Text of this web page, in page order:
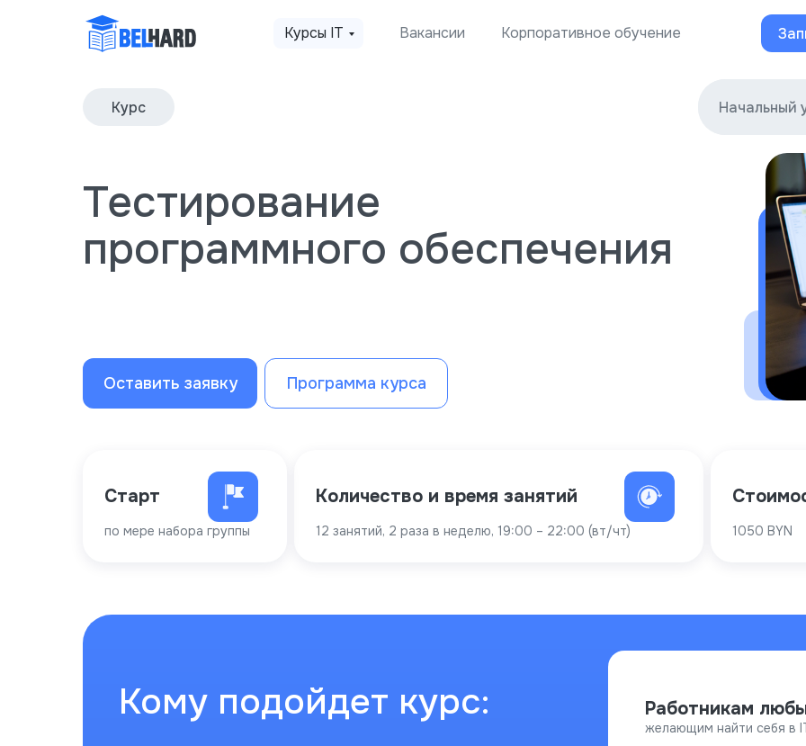
Курсы IT Корпоративное обучение
Вакансии
Тестирование
программного обеспечения
Курс
Количество и время занятий
12 занятий, 2 раза в неделю, 19:00 – 22:00 (вт/чт) 1050 BYN
Старт
по мере набора группы
Оставить заявку Программа курса
Начальный
Кому подойдет курс: Работникам
желающим найти себя в